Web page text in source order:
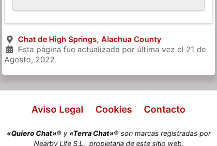
Chat de High Springs, Alachua County
Esta página fue actualizada por última vez el 21 de
Agosto, 2022.
Aviso Legal Cookies Contacto
«Quiero Chat»®y «Terra Chat»®son marcas registradas por
Nearby Life S.L., propietaria de este sitio web.